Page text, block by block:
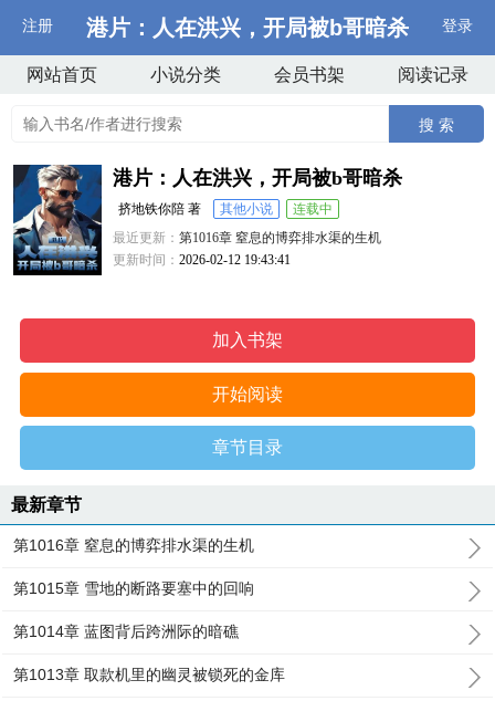
注册 港片：人在洪兴，开局被b哥暗杀 登录
网站首页 小说分类 会员书架 阅读记录
搜 索
港片：人在洪兴，开局被b哥暗杀
挤地铁你陪 著 其他小说
连载中
最近更新：第1016章 窒息的博弈排水渠的生机
更新时间：2026-02-12 19:43:41
加入书架
开始阅读
章节目录
最新章节
第1016章 窒息的博弈排水渠的生机
第1015章 雪地的断路要塞中的回响
第1014章 蓝图背后跨洲际的暗礁
第1013章 取款机里的幽灵被锁死的金库